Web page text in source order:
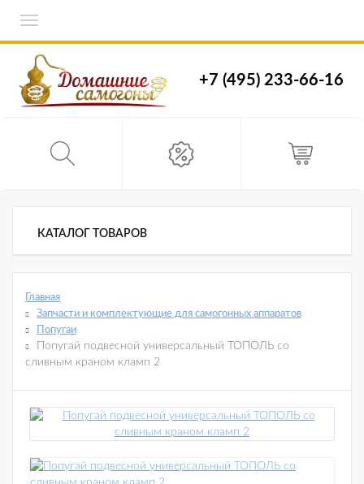
Toggle
+7 (495) 233-66-16
КАТАЛОГ ТОВАРОВ
Главная
Запчасти и комплектующие для самогонных аппаратов
Попугаи
Попугай подвесной универсальный ТОПОЛЬ со
сливным краном кламп 2